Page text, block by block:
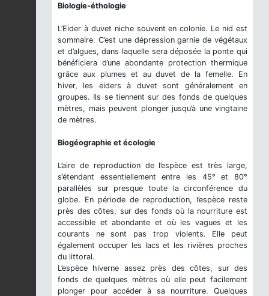
Biologie-éthologie
L’Eider à duvet niche souvent en colonie. Le nid est
sommaire. C’est une dépression garnie de végétaux
et d’algues, dans laquelle sera déposée la ponte qui
bénéficiera d’une abondante protection thermique
grâce aux plumes et au duvet de la femelle. En
hiver, les eiders à duvet sont généralement en
groupes. Ils se tiennent sur des fonds de quelques
mètres, mais peuvent plonger jusqu’à une vingtaine
de mètres.
Biogéographie et écologie
L’aire de reproduction de l’espèce est très large,
s’étendant essentiellement entre les 45° et 80°
parallèles sur presque toute la circonférence du
globe. En période de reproduction, l’espèce reste
près des côtes, sur des fonds où la nourriture est
accessible et abondante et où les vagues et les
courants ne sont pas trop violents. Elle peut
également occuper les lacs et les rivières proches
du littoral.
L’espèce hiverne assez près des côtes, sur des
fonds de quelques mètres où elle peut facilement
plonger pour accéder à sa nourriture. Quelques